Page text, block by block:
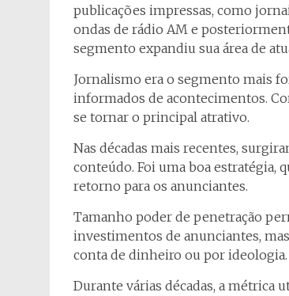
publicações impressas, como
ondas de rádio AM e
segmento expandiu sua área de
Jornalismo era o segmento mais
informados de acontecimentos.
se tornar o principal atrativo.
Nas décadas mais recentes,
conteúdo. Foi uma boa estratégia,
retorno para os anunciantes.
Tamanho poder de penetração
investimentos de anunciantes,
conta de dinheiro ou por ideologia.
Durante várias décadas, a métrica